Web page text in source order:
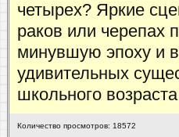
четырех? Яркие
раков или черепах
минувшую эпоху и
удивительных
школьного
Количество просмотров: 18572